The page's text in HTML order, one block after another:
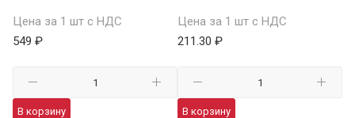
Цена за 1 шт с НДС
549 ₽
В корзину
Цена за 1 шт с НДС
211.30 ₽
В корзину